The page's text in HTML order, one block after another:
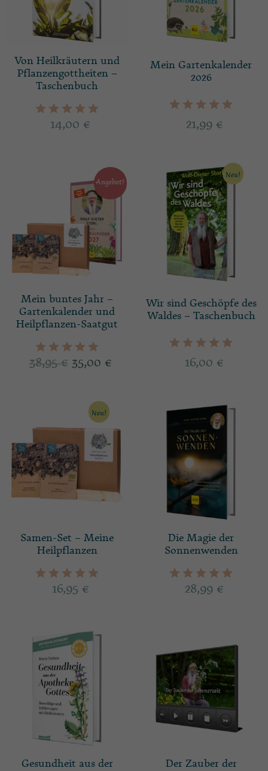
Von Heilkräutern und
Pflanzengottheiten –
Taschenbuch
14,00 €
Mein Gartenkalender
2026
21,99 €
Angebot!
Mein buntes Jahr –
Gartenkalender und
Heilpflanzen-Saatgut
38,95 € 35,00 €
Neu!
Wir sind Geschöpfe des
Waldes – Taschenbuch
16,00 €
Neu!
Samen-Set – Meine
Heilpflanzen
16,95 €
Die Magie der
Sonnenwenden
28,99 €
Gesundheit aus der
Der Zauber der